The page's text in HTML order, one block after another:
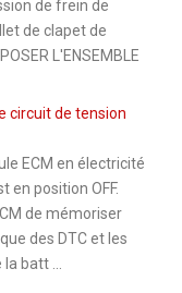
de frein de
de clapet de
L'ENSEMBLE
circuit de tension
ECM en électricité
position OFF.
de mémoriser
des DTC et les
batt ...